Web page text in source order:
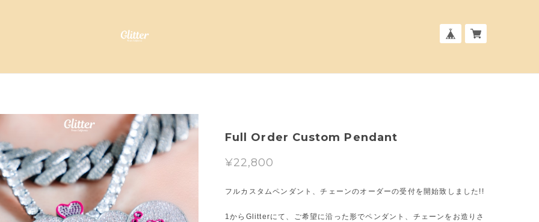
Full Order Custom Pendant
¥22,800
フルカスタムペンダント、チェーンのオーダーの受付を開始致しました!!
1からGlitterにて、ご希望に沿った形でペンダント、チェーンをお造りさ